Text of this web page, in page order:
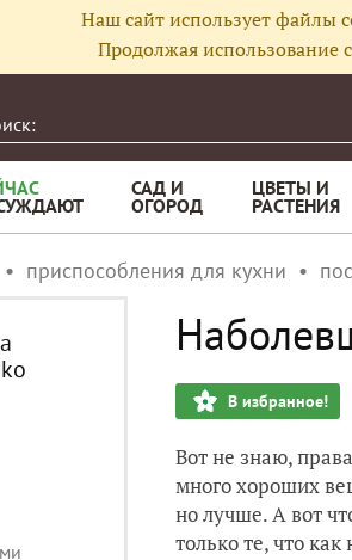
Наш сайт использует файлы
Продолжая использование
САД И
ОГОРОД
ЦВЕТЫ И
РАСТЕНИЯ
приспособления для кухни
В избранное!
Вот не знаю,
много хороших
но лучше. А вот
только те, что